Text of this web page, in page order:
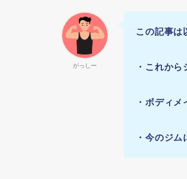
がっしー
この記事は
・これか
・ボディ
・今のジ